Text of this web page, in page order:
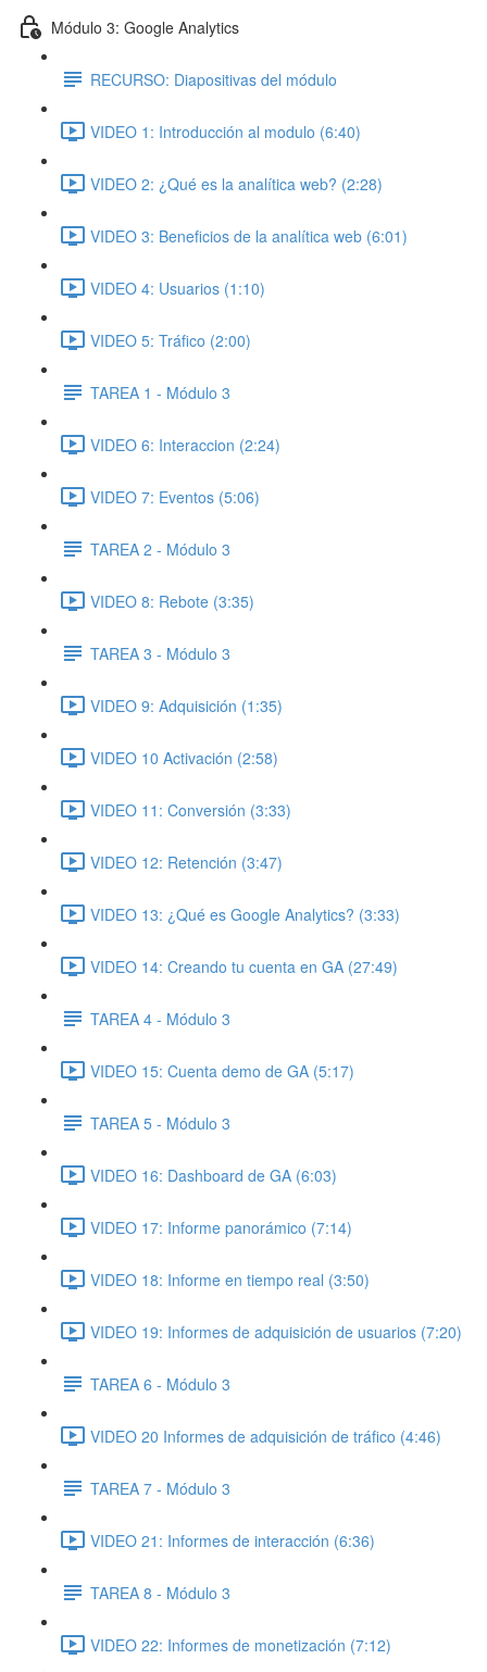
Módulo 3: Google Analytics
RECURSO: Diapositivas del módulo
VIDEO 1: Introducción al modulo (6:40)
VIDEO 2: ¿Qué es la analítica web? (2:28)
VIDEO 3: Beneficios de la analítica web (6:01)
VIDEO 4: Usuarios (1:10)
VIDEO 5: Tráfico (2:00)
TAREA 1 - Módulo 3
VIDEO 6: Interaccion (2:24)
VIDEO 7: Eventos (5:06)
TAREA 2 - Módulo 3
VIDEO 8: Rebote (3:35)
TAREA 3 - Módulo 3
VIDEO 9: Adquisición (1:35)
VIDEO 10 Activación (2:58)
VIDEO 11: Conversión (3:33)
VIDEO 12: Retención (3:47)
VIDEO 13: ¿Qué es Google Analytics? (3:33)
VIDEO 14: Creando tu cuenta en GA (27:49)
TAREA 4 - Módulo 3
VIDEO 15: Cuenta demo de GA (5:17)
TAREA 5 - Módulo 3
VIDEO 16: Dashboard de GA (6:03)
VIDEO 17: Informe panorámico (7:14)
VIDEO 18: Informe en tiempo real (3:50)
VIDEO 19: Informes de adquisición de usuarios (7:20)
TAREA 6 - Módulo 3
VIDEO 20 Informes de adquisición de tráfico (4:46)
TAREA 7 - Módulo 3
VIDEO 21: Informes de interacción (6:36)
TAREA 8 - Módulo 3
VIDEO 22: Informes de monetización (7:12)